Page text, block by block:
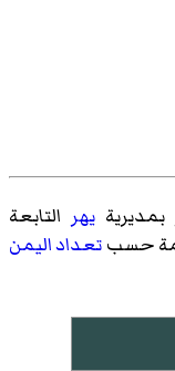
بمديريةيهر التابعة
تعداد اليمن